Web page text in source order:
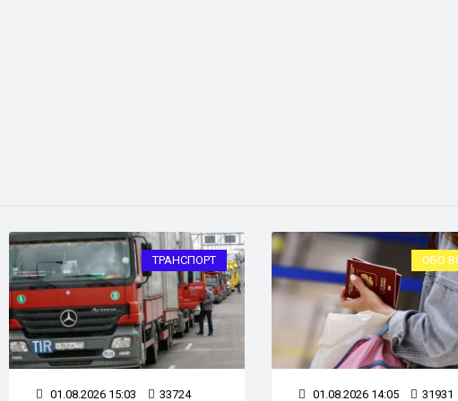
ТРАНСПОРТ
01.08.2026 15:03 33724
ОБО
01.08.2026 14:05 31931